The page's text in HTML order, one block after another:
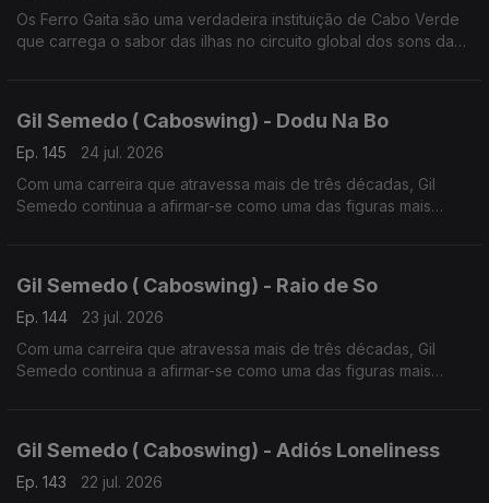
Os Ferro Gaita são uma verdadeira instituição de Cabo Verde
que carrega o sabor das ilhas no circuito global dos sons da
Gil Semedo ( Caboswing) - Dodu Na Bo
Ep. 145
24 jul. 2026
Com uma carreira que atravessa mais de três décadas, Gil
Semedo continua a afirmar-se como uma das figuras mais
Gil Semedo ( Caboswing) - Raio de So
Ep. 144
23 jul. 2026
Com uma carreira que atravessa mais de três décadas, Gil
Semedo continua a afirmar-se como uma das figuras mais
Gil Semedo ( Caboswing) - Adiós Loneliness
Ep. 143
22 jul. 2026